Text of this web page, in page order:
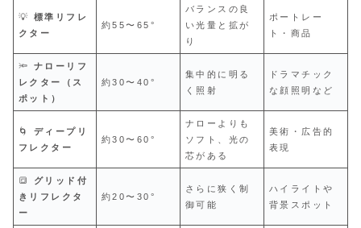
💡 標準リフレ
クター
約55〜65°
バランスの良
い光量と拡が
り
ポートレー
ト・商品
🔦 ナローリフ
レクター（ス
ポット）
約30〜40°
集中的に明る
く照射
ドラマチック
な顔照明など
🌀 ディープリ
フレクター
約30〜60°
ナローよりも
ソフト、光の
芯がある
美術・広告的
表現
🔳
グリッド付
きリフレクタ
ー
約20〜30°
さらに狭く制
御可能
ハイライトや
背景スポット